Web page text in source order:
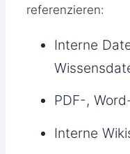
referenzieren:
Interne
PDF-,
Interne